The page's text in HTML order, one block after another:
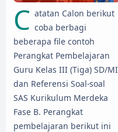
C atatan Calon berikut
coba berbagi
beberapa file contoh
Perangkat Pembelajaran
Guru Kelas III (Tiga) SD/MI
dan Referensi Soal-soal
SAS Kurikulum Merdeka
Fase B. Perangkat
pembelajaran berikut ini